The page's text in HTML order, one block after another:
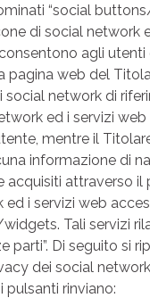
“social
di social network
agli utenti
pagina web del
social network di
ed i servizi
mentre il
informazione di
acquisiti attraverso il
ed i servizi web
Tali servizi
parti”. Di seguito si
dei social
pulsanti rinviano: